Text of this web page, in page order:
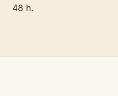
48 h.